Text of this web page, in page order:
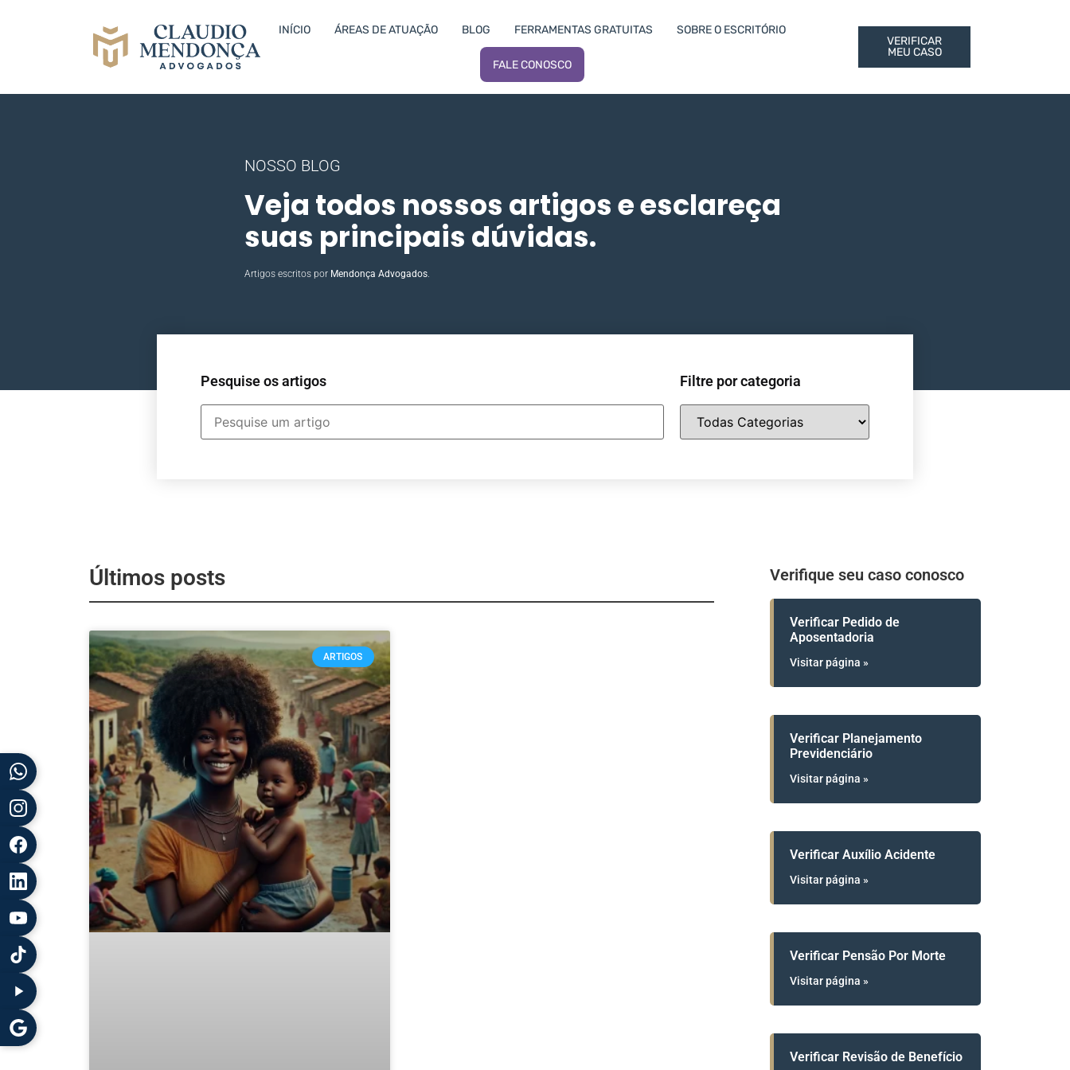
INÍCIO ÁREAS DE ATUAÇÃO BLOG FERRAMENTAS GRATUITAS SOBRE O ESCRITÓRIO
FALE CONOSCO
VERIFICAR
MEU CASO
NOSSO BLOG
Veja todos nossos artigos e esclareça
suas principais dúvidas.
Artigos escritos por Mendonça Advogados.
Pesquise os artigos Filtre por categoria
Últimos posts
ARTIGOS
Verifique seu caso conosco
Verificar Pedido de
Aposentadoria
Visitar página »
Verificar Planejamento
Previdenciário
Visitar página »
Verificar Auxílio Acidente
Visitar página »
Verificar Pensão Por Morte
Visitar página »
Verificar Revisão de Benefício